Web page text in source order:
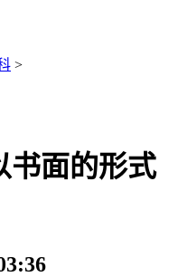
>
书面的形式